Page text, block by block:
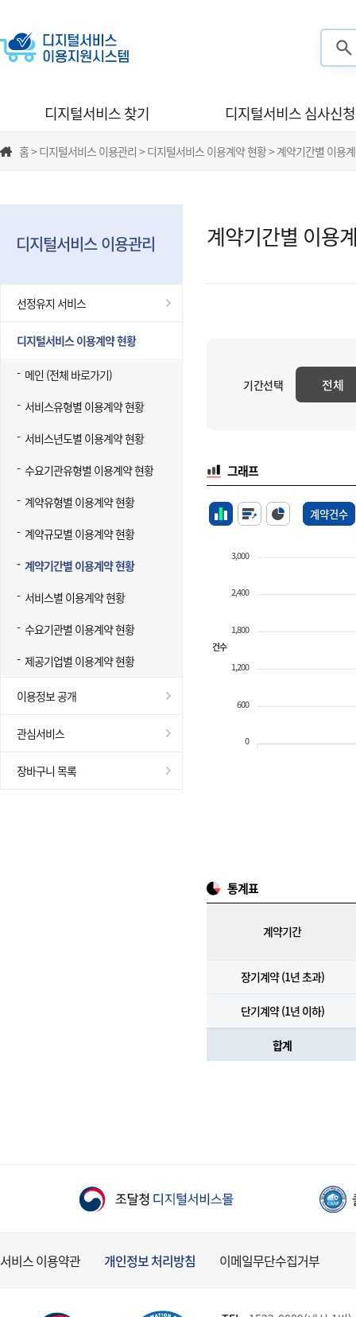
디지털서비스 찾기 디지털서비스 심사신청
홈 > 디지털서비스 이용관리 > 디지털서비스 이용계약 현황 > 계약기간별 이용
디지털서비스 이용관리
선정유지 서비스
디지털서비스 이용계약 현황
메인 (전체 바로가기)
서비스유형별 이용계약 현황
서비스년도별 이용계약 현황
수요기관유형별 이용계약 현황
계약유형별 이용계약 현황
계약규모별 이용계약 현황
계약기간별 이용계약 현황
서비스별 이용계약 현황
수요기관별 이용계약 현황
제공기업별 이용계약 현황
이용정보 공개
관심서비스
장바구니 목록
계약기간별 이용
기간선택 전체
그래프
계약건수
3,000
2,400
1,800
1,200
600
0
건수
통계표
계약기간
장기계약 (1년 초과)
단기계약 (1년 이하)
합계
서비스 이용약관 개인정보 처리방침 이메일무단수집거부